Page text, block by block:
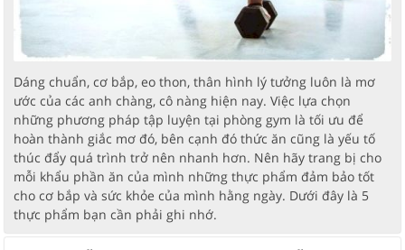
Dáng chuẩn, cơ bắp, eo thon, thân hình lý tưởng luôn là mơ
ước của các anh chàng, cô nàng hiện nay. Việc lựa chọn
những phương pháp tập luyện tại phòng gym là tối ưu để
hoàn thành giắc mơ đó, bên cạnh đó thức ăn cũng là yếu tố
thúc đẩy quá trình trở nên nhanh hơn. Nên hãy trang bị cho
mỗi khẩu phần ăn của mình những thực phẩm đảm bảo tốt
cho cơ bắp và sức khỏe của mình hằng ngày. Dưới đây là 5
thực phẩm bạn cần phải ghi nhớ.